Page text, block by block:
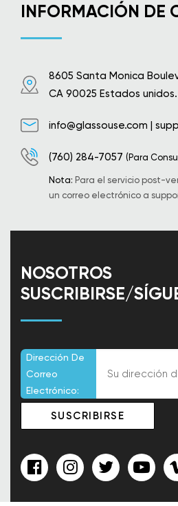
INFORMACIÓN DE
8605 Santa Monica
CA 90025 Estados unidos.
info@glassouse.com |
(760) 284-7057 (Para
Nota: Para el servicio post-
un correo electrónico a
NOSOTROS
SUSCRIBIRSE/
Dirección De
Correo
Electrónico: